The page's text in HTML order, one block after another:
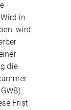
in
wird
die
Frist